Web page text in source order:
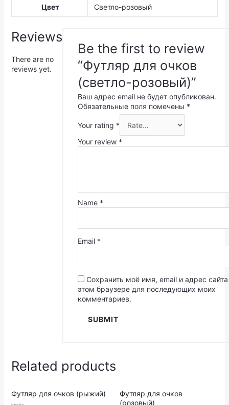
Цвет Светло-розовый
Reviews
There are no
reviews yet.
Be the first to review
“Футляр для очков
(светло-розовый)”
Ваш адрес email не будет опубликован.
Обязательные поля помечены *
Your rating *
Your review *
Name *
Email *
Сохранить моё имя, email и адрес
этом браузере для последующих моих
комментариев.
Related products
Футляр для очков (рыжий)
Футляр для очков
(розовый)